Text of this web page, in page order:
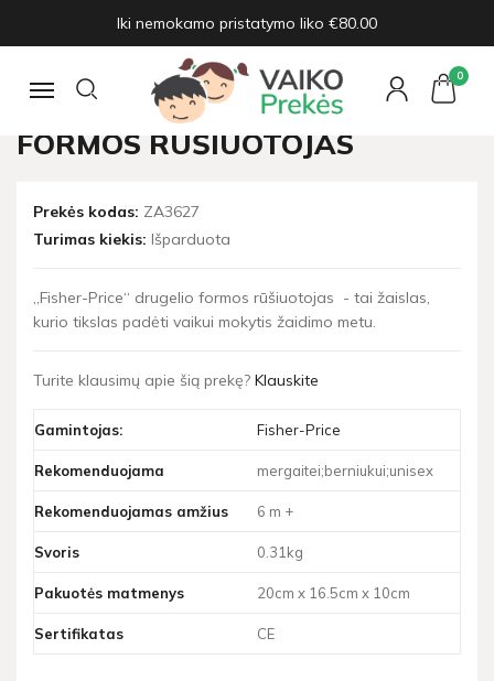
Iki nemokamo pristatymo liko €80.00
Navigacija
0
Konstruktoriai, kaladėlės
Fisher-Price drugelio formos rūšiuotojas
FISHER-PRICE DRUGELIO
FORMOS RŪŠIUOTOJAS
Prekės kodas: ZA3627
Turimas kiekis: Išparduota
„Fisher-Price“ drugelio formos rūšiuotojas - tai žaislas,
kurio tikslas padėti vaikui mokytis žaidimo metu.
Turite klausimų apie šią prekę? Klauskite
Gamintojas: Fisher-Price
Rekomenduojama mergaitei;berniukui;unisex
Rekomenduojamas amžius 6 m +
Svoris 0.31kg
Pakuotės matmenys 20cm x 16.5cm x 10cm
Sertifikatas CE